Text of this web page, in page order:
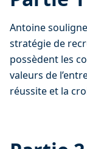
Antoine
stratégie de
possèdent les
valeurs de
réussite et la